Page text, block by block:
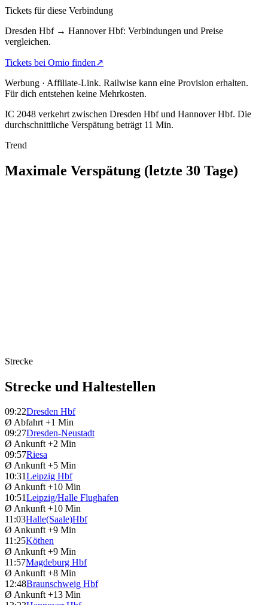
Tickets für diese Verbindung
Dresden Hbf → Hannover Hbf: Verbindungen und Preise
vergleichen.
Tickets bei Omio finden↗
Werbung · Affiliate-Link. Railwise kann eine Provision erhalten.
Für dich entstehen keine Mehrkosten.
IC 2048 verkehrt zwischen Dresden Hbf und Hannover Hbf. Die
durchschnittliche Verspätung beträgt 11 Min.
Trend
Maximale Verspätung (letzte 30 Tage)
Strecke
Strecke und Haltestellen
09:22Dresden Hbf
Ø Abfahrt +1 Min
09:27Dresden-Neustadt
Ø Ankunft +2 Min
09:57Riesa
Ø Ankunft +5 Min
10:31Leipzig Hbf
Ø Ankunft +10 Min
10:51Leipzig/Halle Flughafen
Ø Ankunft +10 Min
11:03Halle(Saale)Hbf
Ø Ankunft +9 Min
11:25Köthen
Ø Ankunft +9 Min
11:57Magdeburg Hbf
Ø Ankunft +8 Min
12:48Braunschweig Hbf
Ø Ankunft +13 Min